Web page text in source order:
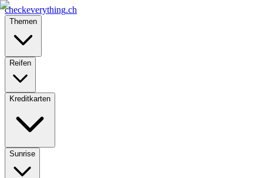
checkeverything.ch
Themen
Reifen
Kreditkarten
Sunrise